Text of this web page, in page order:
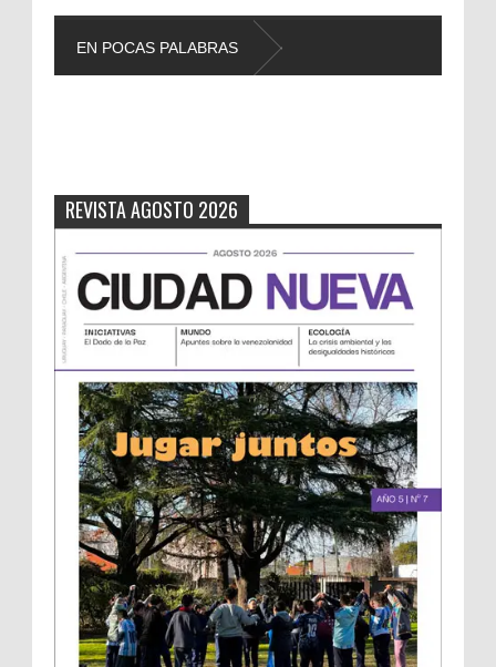
EN POCAS PALABRAS
REVISTA AGOSTO 2026